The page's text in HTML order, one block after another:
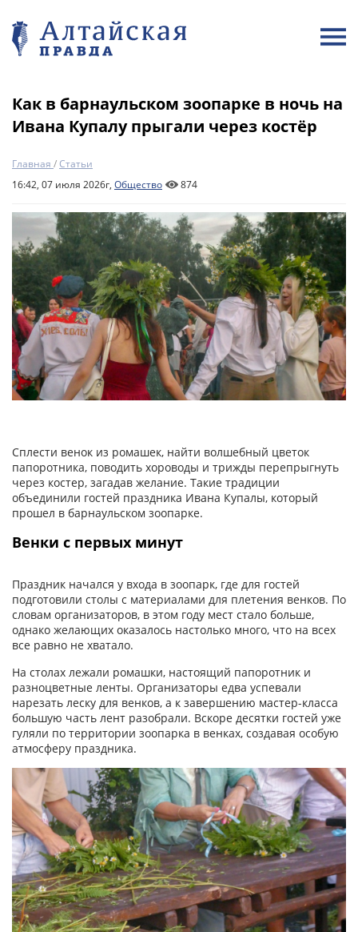
Как в барнаульском зоопарке в ночь на
Ивана Купалу прыгали через костёр
Главная /Статьи
16:42, 07 июля 2026г, Общество 874
Сплести венок из ромашек, найти волшебный цветок
папоротника, поводить хороводы и трижды перепрыгнуть
через костер, загадав желание. Такие традиции
объединили гостей праздника Ивана Купалы, который
прошел в барнаульском зоопарке.
Венки с первых минут
Праздник начался у входа в зоопарк, где для гостей
подготовили столы с материалами для плетения венков. По
словам организаторов, в этом году мест стало больше,
однако желающих оказалось настолько много, что на всех
все равно не хватало.
На столах лежали ромашки, настоящий папоротник и
разноцветные ленты. Организаторы едва успевали
нарезать леску для венков, а к завершению мастер-класса
большую часть лент разобрали. Вскоре десятки гостей уже
гуляли по территории зоопарка в венках, создавая особую
атмосферу праздника.